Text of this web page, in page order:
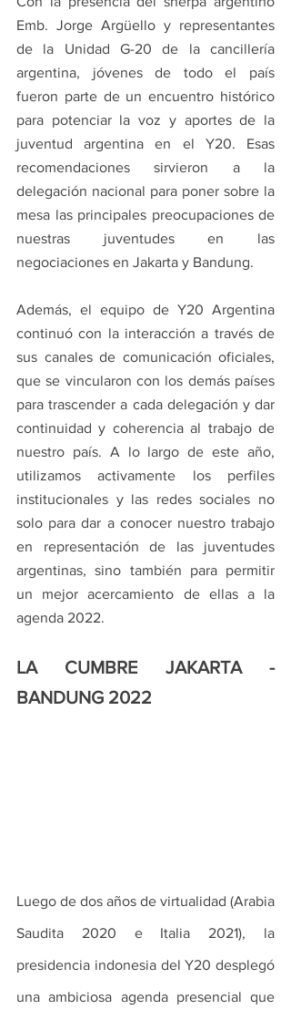
Emb. Jorge Argüello y representantes
de la Unidad G-20 de la cancillería
argentina, jóvenes de todo el país
fueron parte de un encuentro histórico
para potenciar la voz y aportes de la
juventud argentina en el Y20. Esas
recomendaciones sirvieron a la
delegación nacional para poner sobre la
mesa las principales preocupaciones de
nuestras juventudes en las
negociaciones en Jakarta y Bandung.
Además, el equipo de Y20 Argentina
continuó con la interacción a través de
sus canales de comunicación oficiales,
que se vincularon con los demás países
para trascender a cada delegación y dar
continuidad y coherencia al trabajo de
nuestro país. A lo largo de este año,
utilizamos activamente los perfiles
institucionales y las redes sociales no
solo para dar a conocer nuestro trabajo
en representación de las juventudes
argentinas, sino también para permitir
un mejor acercamiento de ellas a la
agenda 2022.
LA CUMBRE JAKARTA -
BANDUNG 2022
Luego de dos años de virtualidad (Arabia
Saudita 2020 e Italia 2021), la
presidencia indonesia del Y20 desplegó
una ambiciosa agenda presencial que